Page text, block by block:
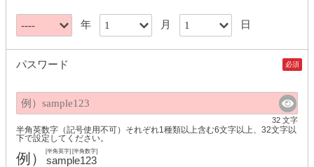
年 月 日
パスワード 必須
32 文字
半角英数字（記号使用不可）それぞれ1種類以上含む6文字以上、32文字以
下で設定してください。
例） sample123
[半角英字] [半角数字]